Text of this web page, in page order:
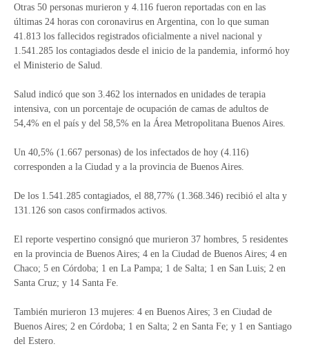
Otras 50 personas murieron y 4.116 fueron reportadas con en las
últimas 24 horas con coronavirus en Argentina, con lo que suman
41.813 los fallecidos registrados oficialmente a nivel nacional y
1.541.285 los contagiados desde el inicio de la pandemia, informó hoy
el Ministerio de Salud.
Salud indicó que son 3.462 los internados en unidades de terapia
intensiva, con un porcentaje de ocupación de camas de adultos de
54,4% en el país y del 58,5% en la Área Metropolitana Buenos Aires.
Un 40,5% (1.667 personas) de los infectados de hoy (4.116)
corresponden a la Ciudad y a la provincia de Buenos Aires.
De los 1.541.285 contagiados, el 88,77% (1.368.346) recibió el alta y
131.126 son casos confirmados activos.
El reporte vespertino consignó que murieron 37 hombres, 5 residentes
en la provincia de Buenos Aires; 4 en la Ciudad de Buenos Aires; 4 en
Chaco; 5 en Córdoba; 1 en La Pampa; 1 de Salta; 1 en San Luis; 2 en
Santa Cruz; y 14 Santa Fe.
También murieron 13 mujeres: 4 en Buenos Aires; 3 en Ciudad de
Buenos Aires; 2 en Córdoba; 1 en Salta; 2 en Santa Fe; y 1 en Santiago
del Estero.